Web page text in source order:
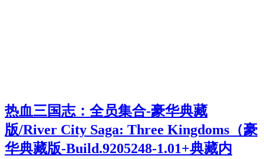
热血三国志：全员集合-豪华典藏
版/River City Saga: Three Kingdoms（豪
华典藏版-Build.9205248-1.01+典藏内